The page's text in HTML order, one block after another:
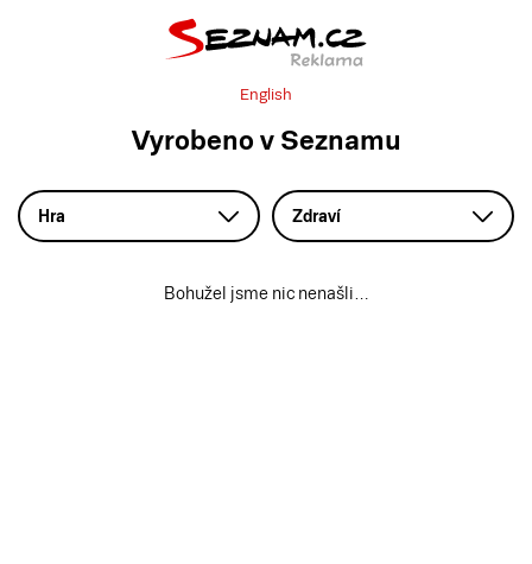
English
Vyrobeno v Seznamu
Hra Zdraví
Bohužel jsme nic nenašli…